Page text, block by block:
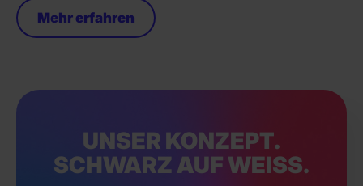
Mehr erfahren
UNSER KONZEPT.
SCHWARZ AUF WEISS.